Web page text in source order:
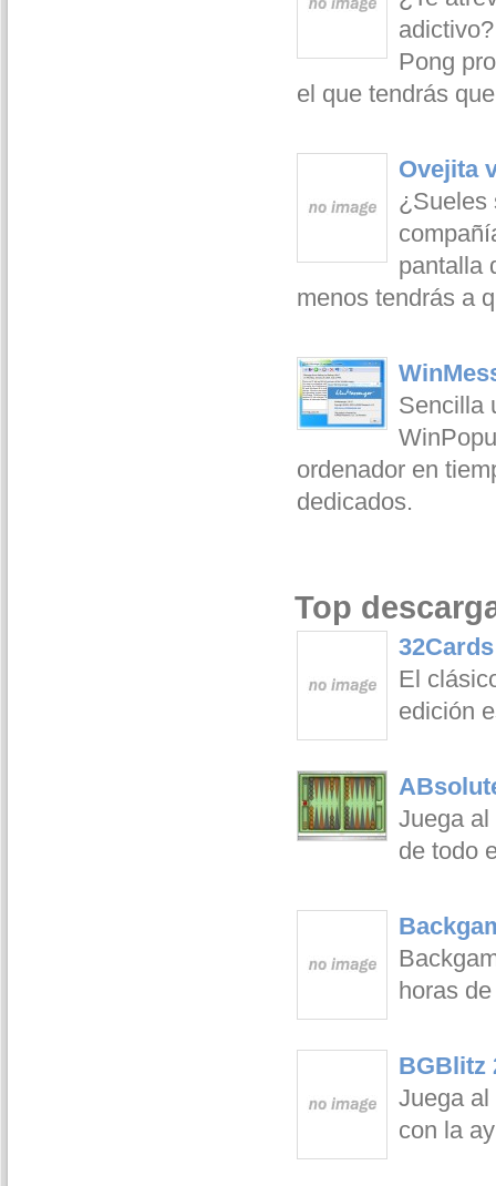
Pong
el que tendrás
Ovejita
¿Sueles
pantalla
menos tendrás a
Sencilla
ordenador en
dedicados.
Top
El
edición
Juega al
de todo
horas
BGBlitz
Juega al
con la